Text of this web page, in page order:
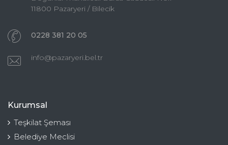
11800 Pazaryeri / Bilecik
0228 381 20 05
info@pazaryeri.bel.tr
Kurumsal
Teşkilat Şeması
Belediye Meclisi